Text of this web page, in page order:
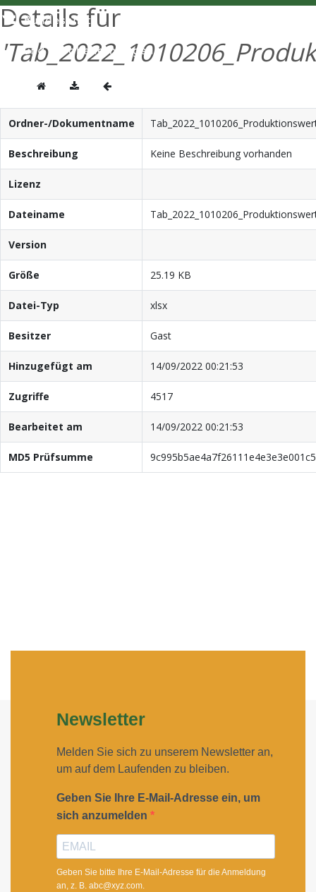
Details für
Ordner-/Dokumentname
Beschreibung Keine Beschreibung vorhanden
Lizenz
Dateiname
Version
Größe 25.19 KB
Datei-Typ xlsx
Besitzer Gast
Hinzugefügt am 14/09/2022 00:21:53
Zugriffe 4517
Bearbeitet am 14/09/2022 00:21:53
MD5 Prüfsumme
Newsletter
Melden Sie sich zu unserem Newsletter an,
um auf dem Laufenden zu bleiben.
Geben Sie Ihre E-Mail-Adresse ein, um
sich anzumelden
Geben Sie bitte Ihre E-Mail-Adresse für die Anmeldung
an, z. B. abc@xyz.com.